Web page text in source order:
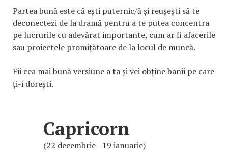
Partea bună este că ești puternic/ă și reușești să te
deconectezi de la dramă pentru a te putea concentra
pe lucrurile cu adevărat importante, cum ar fi afacerile
sau proiectele promițătoare de la locul de muncă.
Fii cea mai bună versiune a ta și vei obține banii pe care
ți-i dorești.
Capricorn
(22 decembrie - 19 ianuarie)